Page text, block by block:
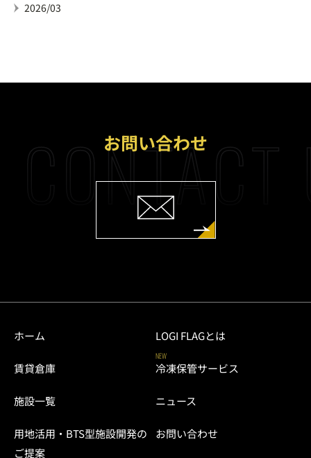
2026/03
CONTACT
お問い合わせ
ホーム LOGI FLAGとは
賃貸倉庫
NEW
冷凍保管サービス
施設一覧 ニュース
用地活用・BTS型施設開発の
ご提案
お問い合わせ